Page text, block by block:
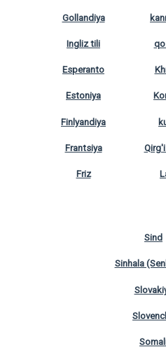
Gollandiya
Ingliz tili
Esperanto
Estoniya
Finlyandiya
Frantsiya
Friz
Sind
Sinhala